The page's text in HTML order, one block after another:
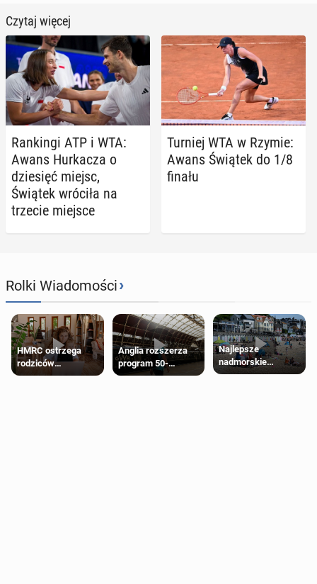
Czytaj więcej
Ran­kin­gi ATP i WTA:
Awans Hur­ka­cza o
dzie­sięć miejsc,
Świątek wróciła na
trzecie miejsce
Turniej WTA w Rzymie:
Awans Świątek do 1/8
finału
Rolki Wiadomości›
HMRC ostrzega
rodziców
pobierających Child
Anglia rozszerza
program 50-
procentowych
Najlepsze
nadmorskie
miasteczko blisko